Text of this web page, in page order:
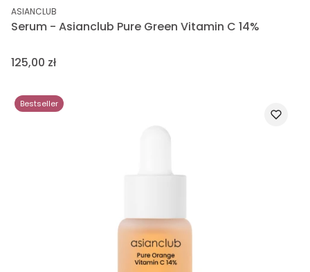
PRODUCENT
ASIANCLUB
Serum - Asianclub Pure Green Vitamin C 14%
Cena
125,00 zł
Bestseller